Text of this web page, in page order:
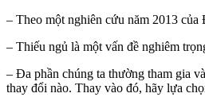
– Theo một nghiên cứu năm 2013
– Thiếu ngủ là một vấn đề nghiêm
– Đa phần chúng ta thường tham gia
thay đổi nào. Thay vào đó, hãy lựa